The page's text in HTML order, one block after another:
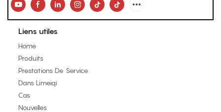
Liens utiles
Home
Produits
Prestations De Service
Dans Limeiqi
Cas
Nouvelles